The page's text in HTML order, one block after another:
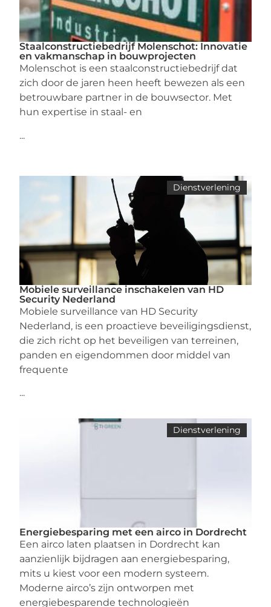
Staalconstructiebedrijf Molenschot: Innovatie
en vakmanschap in bouwprojecten
Molenschot is een staalconstructiebedrijf dat
zich door de jaren heen heeft bewezen als een
betrouwbare partner in de bouwsector. Met
hun expertise in staal- en
...
Dienstverlening
Mobiele surveillance inschakelen van HD
Security Nederland
Mobiele surveillance van HD Security
Nederland, is een proactieve beveiligingsdienst,
die zich richt op het beveiligen van terreinen,
panden en eigendommen door middel van
frequente
...
Dienstverlening
Energiebesparing met een airco in Dordrecht
Een airco laten plaatsen in Dordrecht kan
aanzienlijk bijdragen aan energiebesparing,
mits u kiest voor een modern systeem.
Moderne airco’s zijn ontworpen met
energiebesparende technologieën